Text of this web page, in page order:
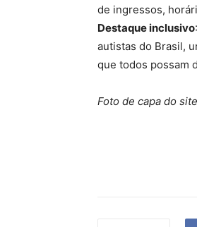
de ingressos,
Destaque inclusivo
autistas do Brasil,
que todos possam
Foto de capa do